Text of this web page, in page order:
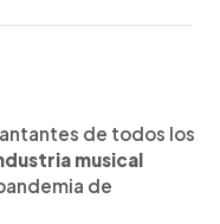
de todos los
musical
de